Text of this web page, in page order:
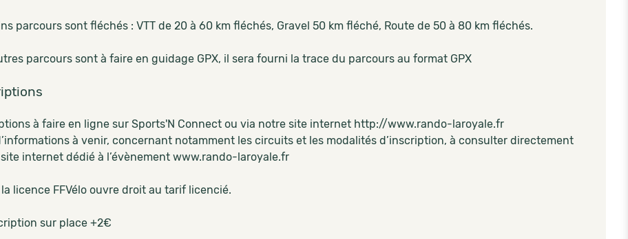
parcours sont fléchés : VTT de 20 à 60 km fléchés, Gravel 50 km fléché, Route de 50 à 80 km fléchés.
parcours sont à faire en guidage GPX, il sera fourni la trace du parcours au format GPX
à faire en ligne sur Sports'N Connect ou via notre site internet http://www.rando-laroyale.fr
à venir, concernant notamment les circuits et les modalités d’inscription, à consulter directement
internet dédié à l’évènement www.rando-laroyale.fr
licence FFVélo ouvre droit au tarif licencié.
sur place +2€